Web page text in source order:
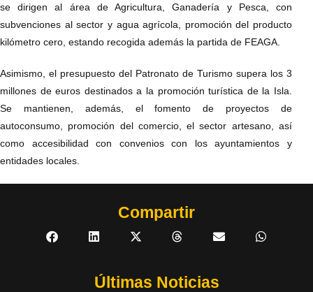
se dirigen al área de Agricultura, Ganadería y Pesca, con
subvenciones al sector y agua agrícola, promoción del producto
kilómetro cero, estando recogida además la partida de FEAGA.
Asimismo, el presupuesto del Patronato de Turismo supera los 3
millones de euros destinados a la promoción turística de la Isla.
Se mantienen, además, el fomento de proyectos de
autoconsumo, promoción del comercio, el sector artesano, así
como accesibilidad con convenios con los ayuntamientos y
entidades locales.
Compartir
Últimas Noticias